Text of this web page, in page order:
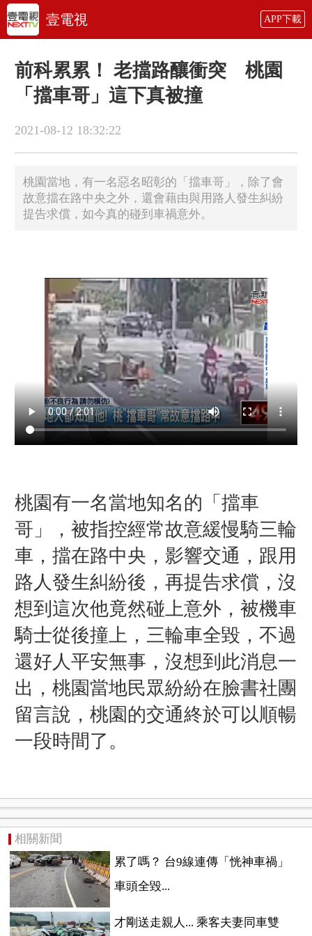
壹電視 APP下載
前科累累！ 老擋路釀衝突 桃園
「擋車哥」這下真被撞
2021-08-12 18:32:22
桃園當地，有一名惡名昭彰的「擋車哥」，除了會
故意擋在路中央之外，還會藉由與用路人發生糾紛
提告求償，如今真的碰到車禍意外。
桃園有一名當地知名的「擋車
哥」，被指控經常故意緩慢騎三輪
車，擋在路中央，影響交通，跟用
路人發生糾紛後，再提告求償，沒
想到這次他竟然碰上意外，被機車
騎士從後撞上，三輪車全毀，不過
還好人平安無事，沒想到此消息一
出，桃園當地民眾紛紛在臉書社團
留言說，桃園的交通終於可以順暢
一段時間了。
相關新聞
累了嗎？ 台9線連傳「恍神車禍」
車頭全毀...
才剛送走親人... 乘客夫妻同車雙